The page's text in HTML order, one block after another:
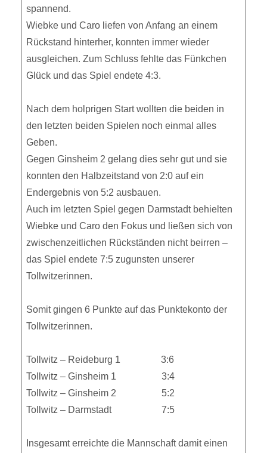
spannend.
Wiebke und Caro liefen von Anfang an einem
Rückstand hinterher, konnten immer wieder
ausgleichen. Zum Schluss fehlte das Fünkchen
Glück und das Spiel endete 4:3.
Nach dem holprigen Start wollten die beiden in
den letzten beiden Spielen noch einmal alles
Geben.
Gegen Ginsheim 2 gelang dies sehr gut und sie
konnten den Halbzeitstand von 2:0 auf ein
Endergebnis von 5:2 ausbauen.
Auch im letzten Spiel gegen Darmstadt behielten
Wiebke und Caro den Fokus und ließen sich von
zwischenzeitlichen Rückständen nicht beirren –
das Spiel endete 7:5 zugunsten unserer
Tollwitzerinnen.
Somit gingen 6 Punkte auf das Punktekonto der
Tollwitzerinnen.
Tollwitz – Reideburg 1 3:6
Tollwitz – Ginsheim 1 3:4
Tollwitz – Ginsheim 2 5:2
Tollwitz – Darmstadt 7:5
Insgesamt erreichte die Mannschaft damit einen